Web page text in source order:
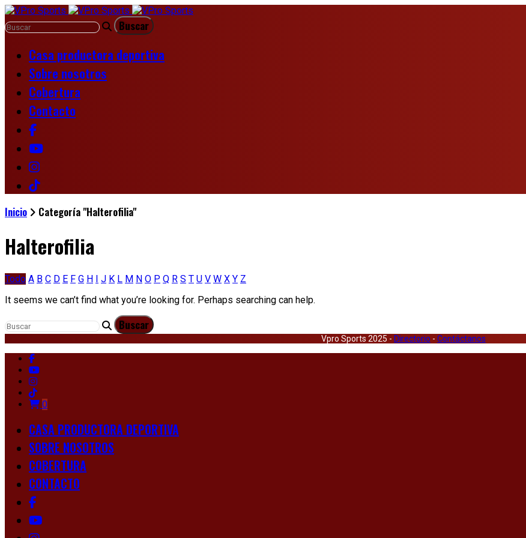
Casa productora deportiva
Sobre nosotros
Cobertura
Contacto
Inicio Categoría "Halterofilia"
Halterofilia
Todo A B C D E F G H I J K L M N O P Q R S T U V W X Y Z
It seems we can’t find what you’re looking for. Perhaps searching can help.
Vpro Sports 2025 - Directorio - Contáctanos
0
CASA PRODUCTORA DEPORTIVA
SOBRE NOSOTROS
COBERTURA
CONTACTO